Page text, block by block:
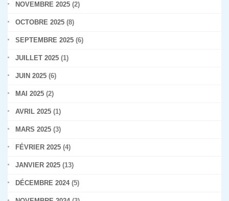
NOVEMBRE 2025 (2)
OCTOBRE 2025 (8)
SEPTEMBRE 2025 (6)
JUILLET 2025 (1)
JUIN 2025 (6)
MAI 2025 (2)
AVRIL 2025 (1)
MARS 2025 (3)
FÉVRIER 2025 (4)
JANVIER 2025 (13)
DÉCEMBRE 2024(5)